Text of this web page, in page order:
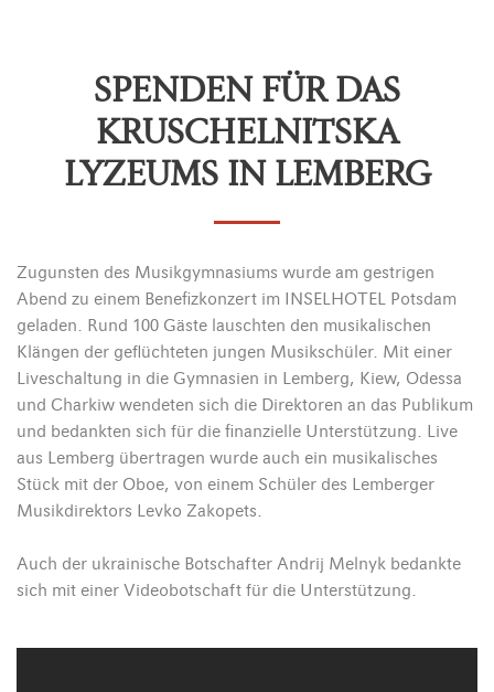
SPENDEN FÜR DAS
KRUSCHELNITSKA
LYZEUMS IN LEMBERG
Zugunsten des Musikgymnasiums wurde am gestrigen
Abend zu einem Benefizkonzert im INSELHOTEL Potsdam
geladen. Rund 100 Gäste lauschten den musikalischen
Klängen der geflüchteten jungen Musikschüler. Mit einer
Liveschaltung in die Gymnasien in Lemberg, Kiew, Odessa
und Charkiw wendeten sich die Direktoren an das Publikum
und bedankten sich für die finanzielle Unterstützung. Live
aus Lemberg übertragen wurde auch ein musikalisches
Stück mit der Oboe, von einem Schüler des Lemberger
Musikdirektors Levko Zakopets.
Auch der ukrainische Botschafter Andrij Melnyk bedankte
sich mit einer Videobotschaft für die Unterstützung.